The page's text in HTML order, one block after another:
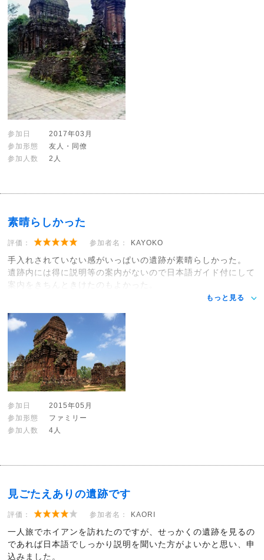
参加日
2017年03月
参加形態
友人・同僚
参加人数
2人
素晴らしかった
評価： 参加者名： KAYOKO
手入れされていない感がいっぱいの遺跡が素晴らしかった。
遺跡内には得に説明等の案内がないので日本語ガイド付にして
案内をきちんときけたのもよかった。
もっと見る
参加日
2015年05月
参加形態
ファミリー
参加人数
4人
見ごたえありの遺跡です
評価： 参加者名： KAORI
一人旅でホイアンを訪れたのですが、せっかくの遺跡を見るの
であれば日本語でしっかり説明を聞いた方がよいかと思い、申
込みました。